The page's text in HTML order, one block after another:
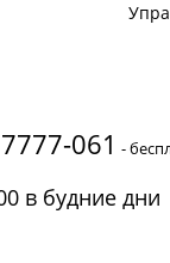
061 -
в будние дни